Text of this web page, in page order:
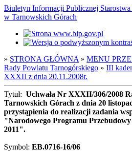
Biuletyn Informacji Publicznej
w Tarnowskich Górach
» STRONA GŁÓWNA » MENU
Rady Powiatu Tarnogórskiego » III
XXXII z dnia 20.11.2008r.
Tytuł: Uchwała Nr XXXII/306/2008
Tarnowskich Górach z dnia 20
przystąpienia do realizacji zadania
"Narodowego Programu
2011".
Symbol: EB.0716-16/06